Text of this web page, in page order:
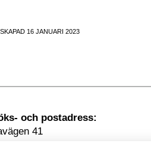
16 JANUARI 2023
41